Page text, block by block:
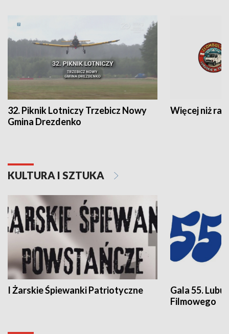
32. Piknik Lotniczy Trzebicz Nowy
Gmina Drezdenko
Więcej niż rajd
KULTURA I SZTUKA
I Żarskie Śpiewanki Patriotyczne
Gala 55.
Filmowego